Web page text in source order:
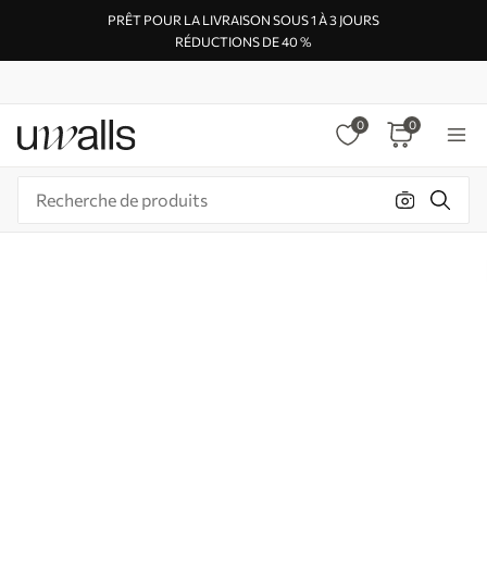
PRÊT POUR LA LIVRAISON SOUS 1 À 3 JOURS
RÉDUCTIONS DE 40 %
0 0